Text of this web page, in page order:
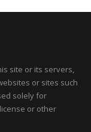
site or its servers,
or sites such
solely for
or other